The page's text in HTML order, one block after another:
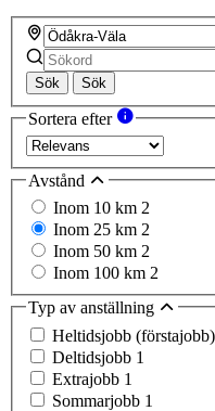
Sök Sök
Sortera efter
Avstånd
Inom 10 km 2
Inom 25 km 2
Inom 50 km 2
Inom 100 km 2
Typ av anställning
Heltidsjobb (förstajobb)
Deltidsjobb 1
Extrajobb 1
Sommarjobb 1